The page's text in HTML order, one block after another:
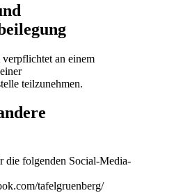
an einem
teilzunehmen.
die folgenden Social-Media-
tafelgruenberg/